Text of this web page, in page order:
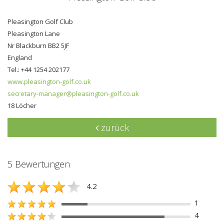
Pleasington Golf Club
Pleasington Lane
Nr Blackburn BB2 5JF
England
Tel.: +44 1254 202177
www.pleasington-golf.co.uk
secretary-manager@pleasington-golf.co.uk
18 Löcher
zurück
5 Bewertungen
4.2
1
4